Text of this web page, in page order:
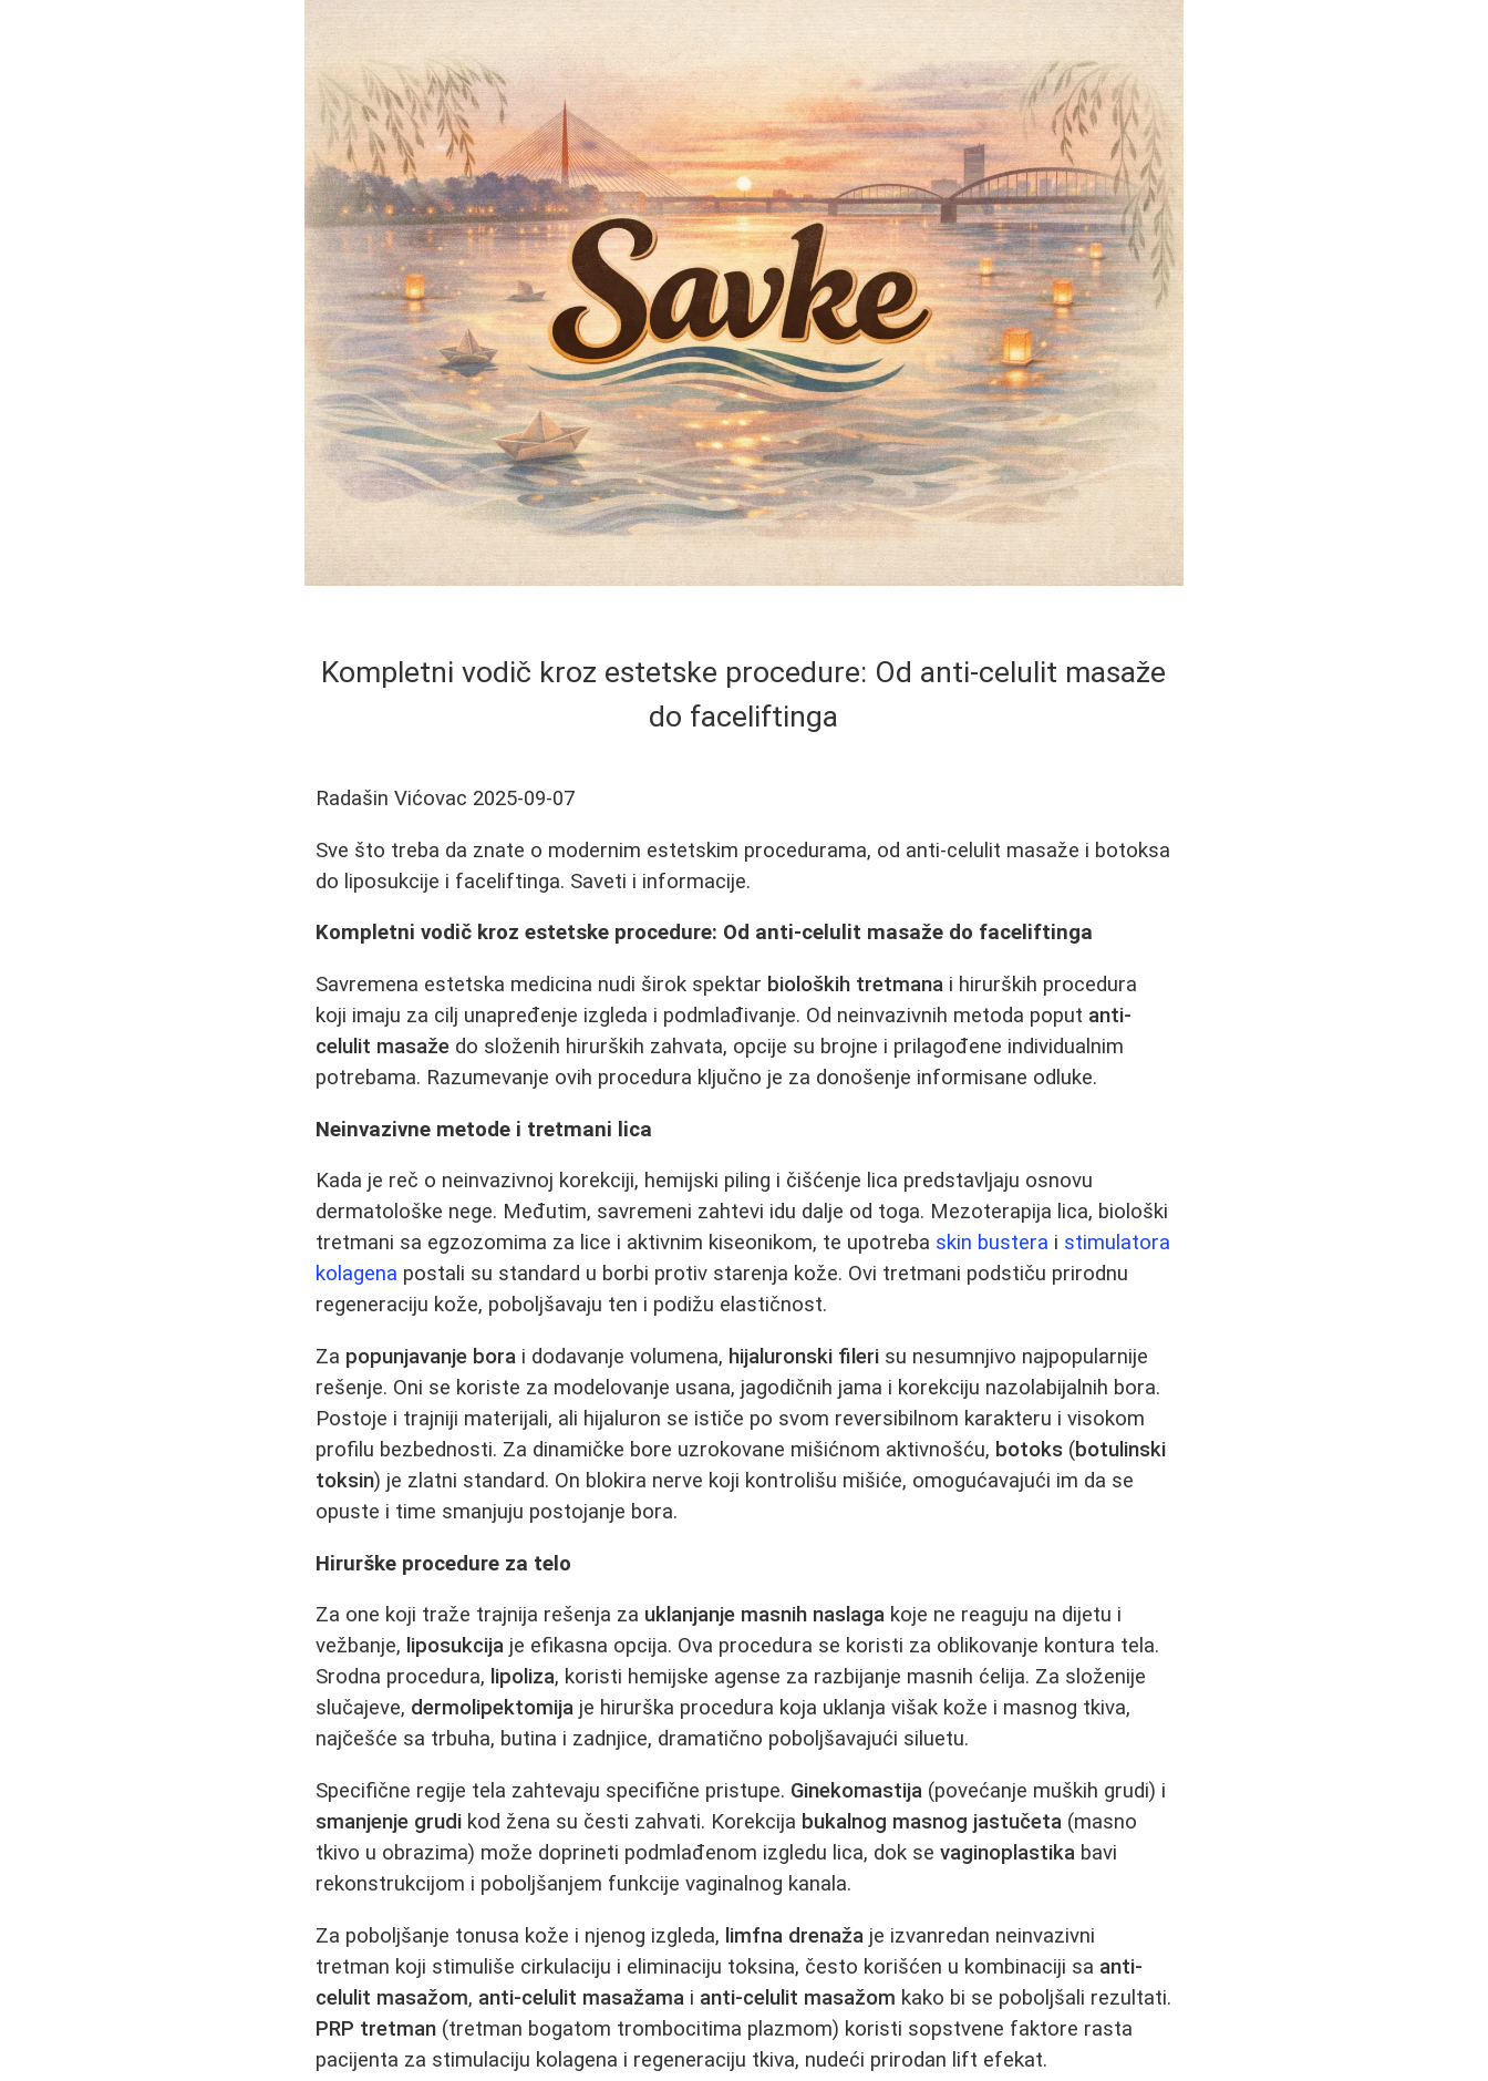
Kompletni vodič kroz estetske procedure: Od anti-celulit masaže
do faceliftinga
Radašin Vićovac 2025-09-07
Sve što treba da znate o modernim estetskim procedurama, od anti-celulit masaže i botoksa
do liposukcije i faceliftinga. Saveti i informacije.
Kompletni vodič kroz estetske procedure: Od anti-celulit masaže do faceliftinga
Savremena estetska medicina nudi širok spektar bioloških tretmana i hirurških procedura
koji imaju za cilj unapređenje izgleda i podmlađivanje. Od neinvazivnih metoda poput anti-
celulit masaže do složenih hirurških zahvata, opcije su brojne i prilagođene individualnim
potrebama. Razumevanje ovih procedura ključno je za donošenje informisane odluke.
Neinvazivne metode i tretmani lica
Kada je reč o neinvazivnoj korekciji, hemijski piling i čišćenje lica predstavljaju osnovu
dermatološke nege. Međutim, savremeni zahtevi idu dalje od toga. Mezoterapija lica, biološki
tretmani sa egzozomima za lice i aktivnim kiseonikom, te upotreba skin bustera i stimulatora
kolagena postali su standard u borbi protiv starenja kože. Ovi tretmani podstiču prirodnu
regeneraciju kože, poboljšavaju ten i podižu elastičnost.
Za popunjavanje bora i dodavanje volumena, hijaluronski fileri su nesumnjivo najpopularnije
rešenje. Oni se koriste za modelovanje usana, jagodičnih jama i korekciju nazolabijalnih bora.
Postoje i trajniji materijali, ali hijaluron se ističe po svom reversibilnom karakteru i visokom
profilu bezbednosti. Za dinamičke bore uzrokovane mišićnom aktivnošću, botoks (botulinski
toksin) je zlatni standard. On blokira nerve koji kontrolišu mišiće, omogućavajući im da se
opuste i time smanjuju postojanje bora.
Hirurške procedure za telo
Za one koji traže trajnija rešenja za uklanjanje masnih naslaga koje ne reaguju na dijetu i
vežbanje, liposukcija je efikasna opcija. Ova procedura se koristi za oblikovanje kontura tela.
Srodna procedura, lipoliza, koristi hemijske agense za razbijanje masnih ćelija. Za složenije
slučajeve, dermolipektomija je hirurška procedura koja uklanja višak kože i masnog tkiva,
najčešće sa trbuha, butina i zadnjice, dramatično poboljšavajući siluetu.
Specifične regije tela zahtevaju specifične pristupe. Ginekomastija (povećanje muških grudi) i
smanjenje grudi kod žena su česti zahvati. Korekcija bukalnog masnog jastučeta (masno
tkivo u obrazima) može doprineti podmlađenom izgledu lica, dok sevaginoplastika bavi
rekonstrukcijom i poboljšanjem funkcije vaginalnog kanala.
Za poboljšanje tonusa kože i njenog izgleda, limfna drenaža je izvanredan neinvazivni
tretman koji stimuliše cirkulaciju i eliminaciju toksina, često korišćen u kombinaciji sa anti-
celulit masažom, anti-celulit masažama i anti-celulit masažom kako bi se poboljšali rezultati.
PRP tretman (tretman bogatom trombocitima plazmom) koristi sopstvene faktore rasta
pacijenta za stimulaciju kolagena i regeneraciju tkiva, nudeći prirodan lift efekat.